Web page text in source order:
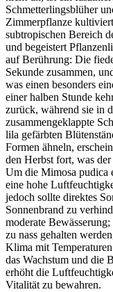
Schmetterlingsblüher
Zimmerpflanze
subtropischen Bereich
und begeistert
auf Berührung: Die
Sekunde zusammen,
was einen besonders
einer halben Stunde
zurück, während sie in
zusammengeklappte
lila gefärbten
Formen ähneln,
den Herbst fort, was
Um die Mimosa pudica
eine hohe
jedoch sollte direktes
Sonnenbrand zu
moderate
zu nass gehalten
Klima mit
das Wachstum und die
erhöht die
Vitalität zu bewahren.